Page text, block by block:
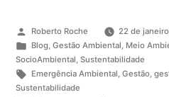
Roberto Roche
22 de
Blog, Gestão Ambiental, Meio
SocioAmbiental, Sustentabilidade
Emergência Ambiental, Gestão,
Sustentabilidade